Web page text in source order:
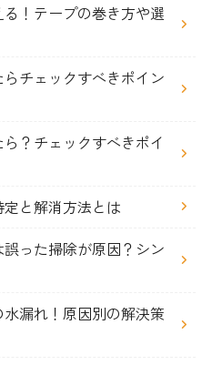
！テープの巻き方や選
チェックすべきポイン
？チェックすべきポイ
と解消方法とは
った掃除が原因？シン
漏れ！原因別の解決策